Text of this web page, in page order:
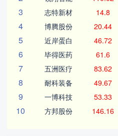
3 志特新材 14.8
4 博腾股份 20.44
5 近岸蛋白 46.72
6 毕得医药 61.6
7 五洲医疗 83.62
8 耐科装备 49.67
9 一博科技 53.33
10 方邦股份 146.16